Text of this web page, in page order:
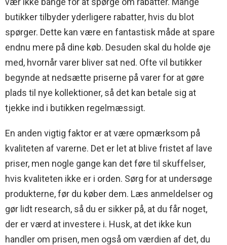
butikker tilbyder yderligere rabatter, hvis du blot
spørger. Dette kan være en fantastisk måde at spare
endnu mere på dine køb. Desuden skal du holde øje
med, hvornår varer bliver sat ned. Ofte vil butikker
begynde at nedsætte priserne på varer for at gøre
plads til nye kollektioner, så det kan betale sig at
tjekke ind i butikken regelmæssigt.
En anden vigtig faktor er at være opmærksom på
kvaliteten af varerne. Det er let at blive fristet af lave
priser, men nogle gange kan det føre til skuffelser,
hvis kvaliteten ikke er i orden. Sørg for at undersøge
produkterne, før du køber dem. Læs anmeldelser og
gør lidt research, så du er sikker på, at du får noget,
der er værd at investere i. Husk, at det ikke kun
handler om prisen, men også om værdien af det, du